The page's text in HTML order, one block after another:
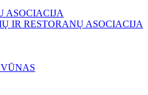
ASOCIACIJA
IR RESTORANŲ ASOCIACIJA